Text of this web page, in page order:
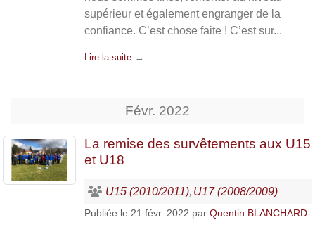
supérieur et également engranger de la
confiance. C’est chose faite ! C’est sur...
Lire la suite
Févr. 2022
La remise des survêtements aux U15
et U18
U15 (2010/2011) U17 (2008/2009)
Publiée le 21 févr. 2022 par Quentin BLANCHARD